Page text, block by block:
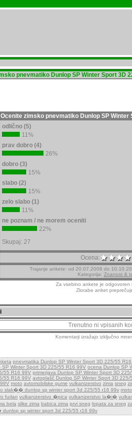
pnevmatiko Dunlop SP Winter Sport 3D
Ocenite zimsko pnevmatiko Dunlop SP Winter
odlično (5)
11%
prav dobro (4)
26%
dobro (3)
15%
slabo (2)
15%
zelo slabo (1)
11%
ne poznam / ne morem oceniti
22%
Skupaj: 27
Ocena:
Trajanje ankete: od 20.07.2008 do
Kategorija: Znanost &
Za vsebino ankete je odgovoren
Zlorabe anket
Trenutno ni vpisanih
Komentarji izražajo izključno
pnevmatika Dunlop SP Winter Sport 3D 225/55
SP Winter Sport 3D 225/55 R16 99V ocena Dunlop SP
55 R16 99V primerjava Dunlop SP Winter Sport 3D
55 R16 99V avtoplašč Dunlop SP Winter Sport 3D 225/
moto avtomobilske gume vulkanizerstvo zima sneg
slak�� dunlop sp winter sport 3d 225/55 r16 99v
furlan vulkanizerstvo �pica vulkanizerstvo la�i�
bela slike zima babica zima prvi sneg lopata za sneg
sp winter sport 3d 225/55 r16 99v